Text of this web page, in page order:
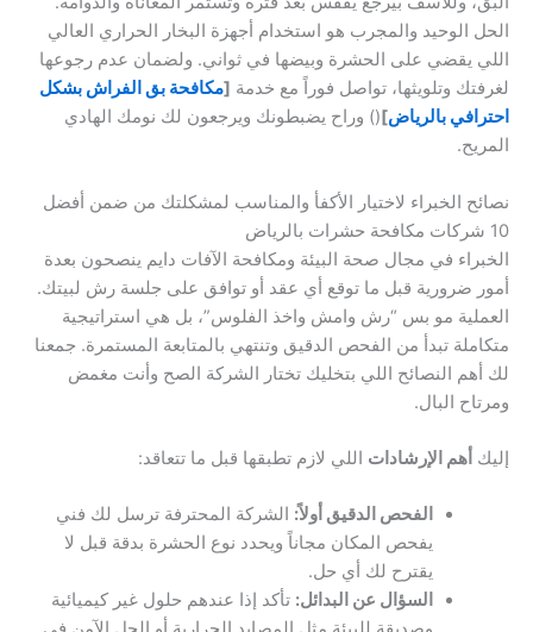
الحل الوحيد والمجرب هو استخدام أجهزة البخار الحراري العالي
اللي يقضي على الحشرة وبيضها في ثواني. ولضمان عدم رجوعها
لغرفتك وتلويثها، تواصل فوراً مع خدمة [مكافحة بق الفراش بشكل
احترافي بالرياض]() وراح يضبطونك ويرجعون لك نومك الهادي
المريح.
نصائح الخبراء لاختيار الأكفأ والمناسب لمشكلتك من ضمن أفضل
10 شركات مكافحة حشرات بالرياض
الخبراء في مجال صحة البيئة ومكافحة الآفات دايم ينصحون بعدة
أمور ضرورية قبل ما توقع أي عقد أو توافق على جلسة رش لبيتك.
العملية مو بس “رش وامش واخذ الفلوس”، بل هي استراتيجية
متكاملة تبدأ من الفحص الدقيق وتنتهي بالمتابعة المستمرة. جمعنا
لك أهم النصائح اللي بتخليك تختار الشركة الصح وأنت مغمض
ومرتاح البال.
إليك أهم الإرشادات اللي لازم تطبقها قبل ما تتعاقد:
الفحص الدقيق أولاً: الشركة المحترفة ترسل لك فني
يفحص المكان مجاناً ويحدد نوع الحشرة بدقة قبل لا
يقترح لك أي حل.
السؤال عن البدائل: تأكد إذا عندهم حلول غير كيميائية